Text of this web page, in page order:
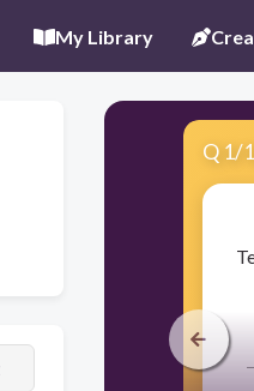
My Library
Q 1/